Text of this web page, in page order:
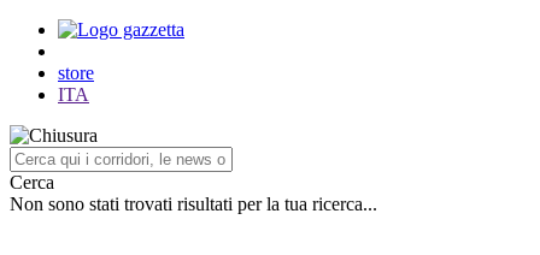
store
ITA
Cerca
Non sono stati trovati risultati per la tua ricerca...